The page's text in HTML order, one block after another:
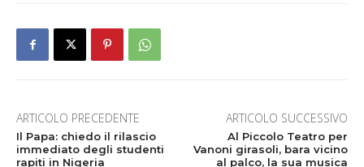
ARTICOLO PRECEDENTE
Il Papa: chiedo il rilascio
immediato degli studenti
rapiti in Nigeria
ARTICOLO SUCCESSIVO
Al Piccolo Teatro per
Vanoni girasoli, bara vicino
al palco, la sua musica